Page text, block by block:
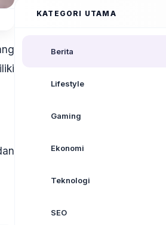
KATEGORI UTAMA
Berita
Lifestyle
Gaming
Ekonomi
Teknologi
SEO